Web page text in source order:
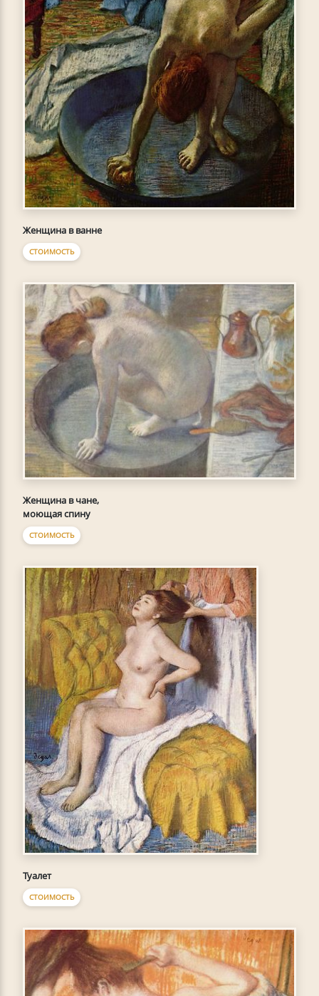
Женщина в ванне
СТОИМОСТЬ
Женщина в чане,
моющая спину
СТОИМОСТЬ
Туалет
СТОИМОСТЬ